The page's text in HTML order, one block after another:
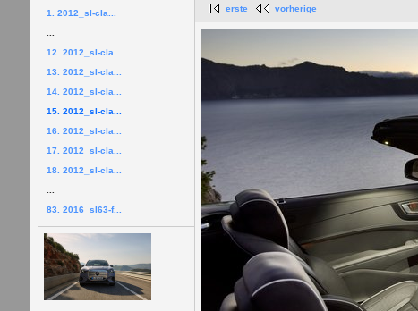
1. 2012_sl-cla...
12. 2012_sl-cla...
13. 2012_sl-cla...
14. 2012_sl-cla...
15. 2012_sl-cla...
16. 2012_sl-cla...
17. 2012_sl-cla...
18. 2012_sl-cla...
83. 2016_sl63-f...
erste vorherige